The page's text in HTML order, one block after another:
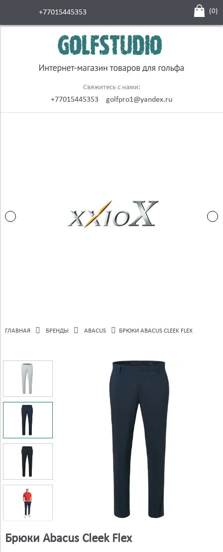
+77015445353 (0)
Свяжитесь с нами:
+77015445353 golfpro1@yandex.ru
ГЛАВНАЯ БРЕНДЫ ABACUS БРЮКИ ABACUS CLEEK FLEX
Брюки Abacus Cleek Flex